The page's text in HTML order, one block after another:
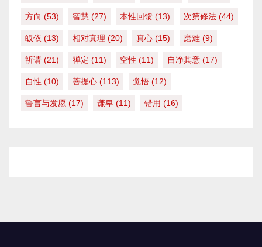
方向 (53) 智慧 (27) 本性回馈 (13) 次第修法 (44)
皈依 (13) 相对真理 (20) 真心 (15) 磨难 (9)
祈请 (21) 禅定 (11) 空性 (11) 自净其意 (17)
自性 (10) 菩提心 (113) 觉悟 (12)
誓言与发愿 (17) 谦卑 (11) 错用 (16)